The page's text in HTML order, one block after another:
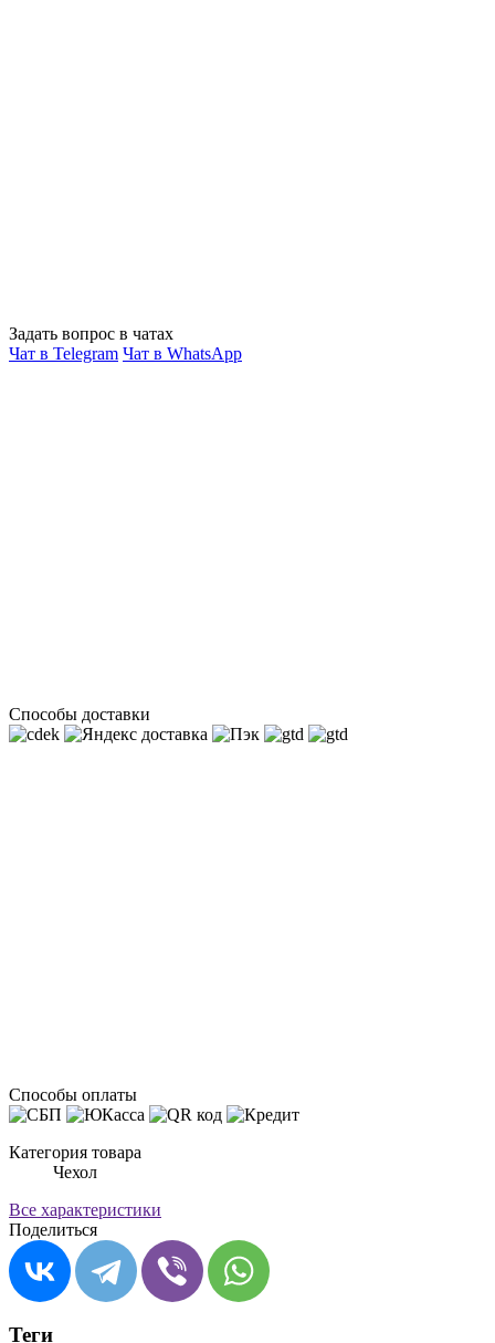
Задать вопрос в чатах
Чат в Telegram Чат в WhatsApp
Способы доставки
Способы оплаты
Категория товара
Чехол
Все характеристики
Поделиться
Теги